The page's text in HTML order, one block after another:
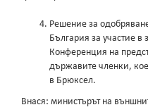
Решение за
България за участие
Конференция на
държавите членки,
в Брюксел.
Внася: министърът на